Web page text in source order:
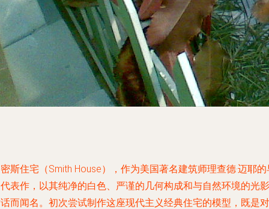
斯住宅（Smith House），作为美国著名建筑师理查德·迈耶的
表作，以其纯净的白色、严谨的几何构成和与自然环境的光影
而闻名。初次尝试制作这座现代主义经典住宅的模型，既是对